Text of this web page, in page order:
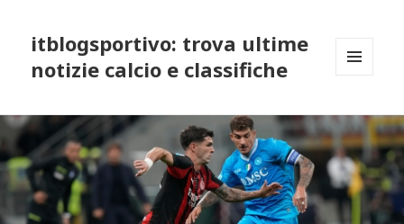
itblogsportivo: trova ultime
notizie calcio e classifiche
WIDGETS